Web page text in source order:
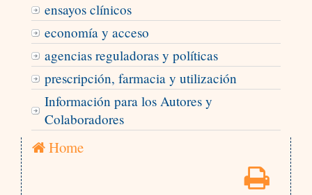
ensayos clínicos
economía y acceso
agencias reguladoras y políticas
prescripción, farmacia y utilización
Información para los Autores y
Colaboradores
Home